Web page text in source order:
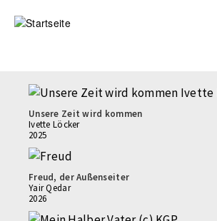
zum
Unsere Zeit wird kommen
Ivette Löcker
2025
Freud, der Außenseiter
Yair Qedar
2026